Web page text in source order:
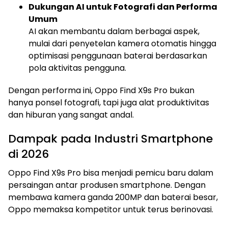
Dukungan AI untuk Fotografi dan Performa
Umum
AI akan membantu dalam berbagai aspek,
mulai dari penyetelan kamera otomatis hingga
optimisasi penggunaan baterai berdasarkan
pola aktivitas pengguna.
Dengan performa ini, Oppo Find X9s Pro bukan
hanya ponsel fotografi, tapi juga alat produktivitas
dan hiburan yang sangat andal.
Dampak pada Industri Smartphone
di 2026
Oppo Find X9s Pro bisa menjadi pemicu baru dalam
persaingan antar produsen smartphone. Dengan
membawa kamera ganda 200MP dan baterai besar,
Oppo memaksa kompetitor untuk terus berinovasi.